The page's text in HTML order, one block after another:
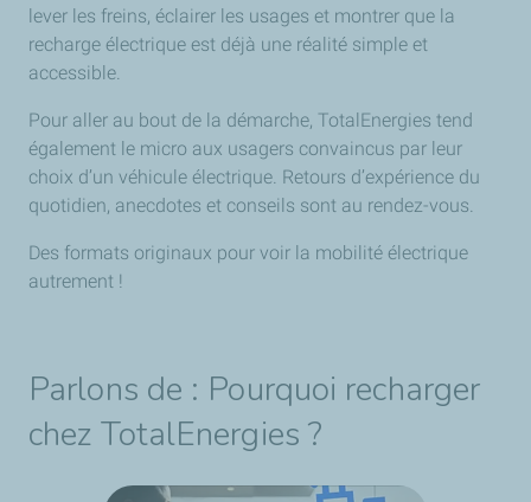
lever les freins, éclairer les usages et montrer que la
recharge électrique est déjà une réalité simple et
accessible.
Pour aller au bout de la démarche, TotalEnergies tend
également le micro aux usagers convaincus par leur
choix d’un véhicule électrique. Retours d’expérience du
quotidien, anecdotes et conseils sont au rendez-vous.
Des formats originaux pour voir la mobilité électrique
autrement !
Parlons de : Pourquoi recharger
chez TotalEnergies ?